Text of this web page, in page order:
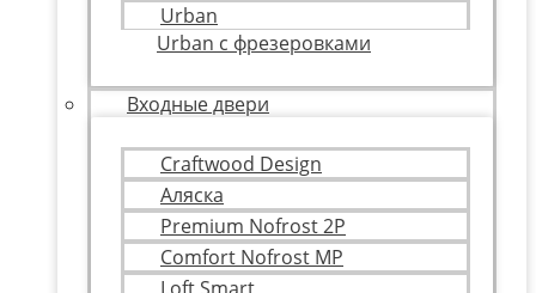
Urban
Urban с фрезеровками
Входные двери
Craftwood Design
Аляска
Premium Nofrost 2P
Comfort Nofrost MP
Loft Smart